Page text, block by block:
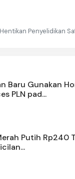
Hentikan Penyelidikan
Baru Gunakan
PLN pad...
Putih Rp240